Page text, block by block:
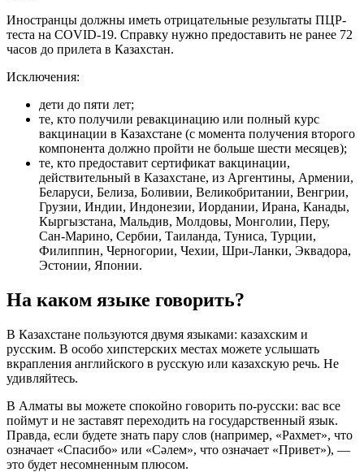
Иностранцы должны иметь отрицательные результаты ПЦР-
теста на COVID-19. Справку нужно предоставить не ранее 72
часов до прилета в Казахстан.
Исключения:
дети до пяти лет;
те, кто получили ревакцинацию или полный курс
вакцинации в Казахстане (с момента получения второго
компонента должно пройти не больше шести месяцев);
те, кто предоставит сертификат вакцинации,
действительный в Казахстане, из Аргентины, Армении,
Беларуси, Белиза, Боливии, Великобритании, Венгрии,
Грузии, Индии, Индонезии, Иордании, Ирана, Канады,
Кыргызстана, Мальдив, Молдовы, Монголии, Перу,
Сан-Марино, Сербии, Таиланда, Туниса, Турции,
Филиппин, Черногории, Чехии, Шри-Ланки, Эквадора,
Эстонии, Японии.
На каком языке говорить?
В Казахстане пользуются двумя языками: казахским и
русским. В особо хипстерских местах можете услышать
вкрапления английского в русскую или казахскую речь. Не
удивляйтесь.
В Алматы вы можете спокойно говорить по-русски: вас все
поймут и не заставят переходить на государственный язык.
Правда, если будете знать пару слов (например, «Рахмет», что
означает «Спасибо» или «Сәлем», что означает «Привет»), —
это будет несомненным плюсом.